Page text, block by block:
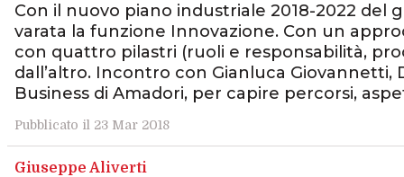
Con il nuovo piano industriale 2018-2022
varata la funzione Innovazione. Con un
con quattro pilastri (ruoli e responsabilità,
dall’altro. Incontro con Gianluca
Business di Amadori, per capire percorsi,
Pubblicato il 23 Mar 2018
Giuseppe Aliverti